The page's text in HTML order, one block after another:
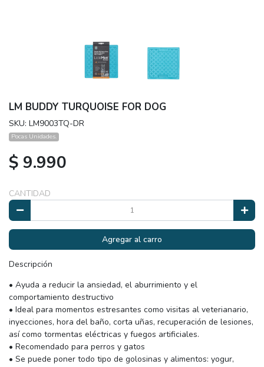
LM BUDDY TURQUOISE FOR DOG
SKU: LM9003TQ-DR
Pocas Unidades.
$ 9.990
CANTIDAD
Agregar al carro
Descripción
• Ayuda a reducir la ansiedad, el aburrimiento y el
comportamiento destructivo
• Ideal para momentos estresantes como visitas al veterianario,
inyecciones, hora del baño, corta uñas, recuperación de lesiones,
así como tormentas eléctricas y fuegos artificiales.
• Recomendado para perros y gatos
• Se puede poner todo tipo de golosinas y alimentos: yogur,